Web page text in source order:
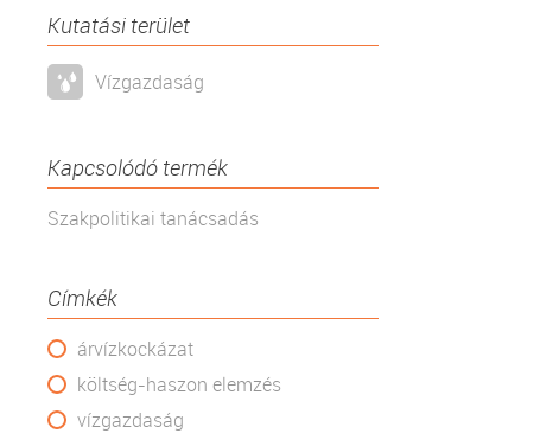
Kutatási terület
Vízgazdaság
Kapcsolódó termék
Szakpolitikai tanácsadás
Címkék
árvízkockázat
költség-haszon elemzés
vízgazdaság